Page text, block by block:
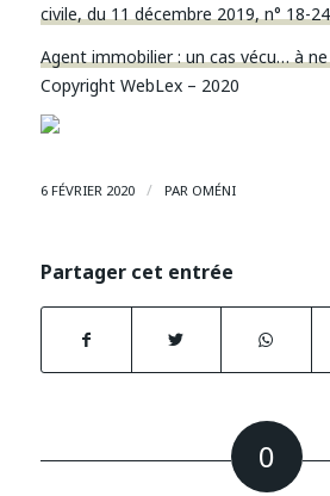
civile, du 11 décembre 2019, n° 18-
Agent immobilier : un cas vécu… à
Copyright WebLex – 2020
6 FÉVRIER 2020 / PAR OMÉNI
Partager cet entrée
0